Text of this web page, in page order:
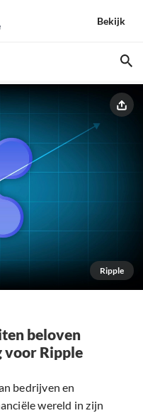
Bekijk
Ripple
beloven
voor Ripple
bedrijven en
wereld in zijn